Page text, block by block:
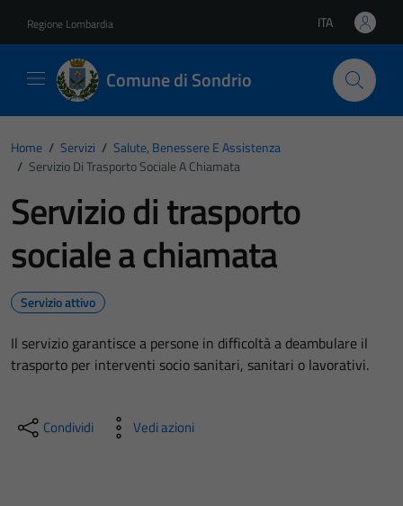
Regione Lombardia Lingua attiva:
ITA
Comune di Sondrio
Home / Servizi / Salute, Benessere E Assistenza
/ Servizio Di Trasporto Sociale A Chiamata
Servizio di trasporto
sociale a chiamata
Servizio attivo
Il servizio garantisce a persone in difficoltà a deambulare il
trasporto per interventi socio sanitari, sanitari o lavorativi.
Condividi Vedi azioni